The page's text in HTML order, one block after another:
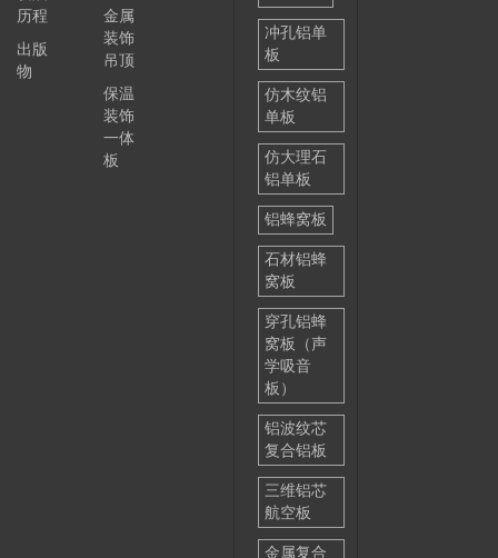
历程
出版
物
金属
装饰
吊顶
保温
装饰
一体
板
冲孔铝单
板
仿木纹铝
单板
仿大理石
铝单板
铝蜂窝板
石材铝蜂
窝板
穿孔铝蜂
窝板（声
学吸音
板）
铝波纹芯
复合铝板
三维铝芯
航空板
金属复合